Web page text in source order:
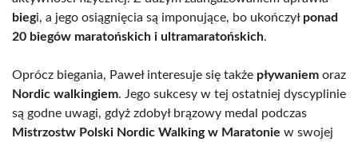
biegi, a jego osiągnięcia są imponujące, bo ukończył ponad
20 biegów maratońskich i ultramaratońskich.
Oprócz biegania, Paweł interesuje się także pływaniem oraz
Nordic walkingiem. Jego sukcesy w tej ostatniej dyscyplinie
są godne uwagi, gdyż zdobył brązowy medal podczas
Mistrzostw Polski Nordic Walking w Maratonie w swojej